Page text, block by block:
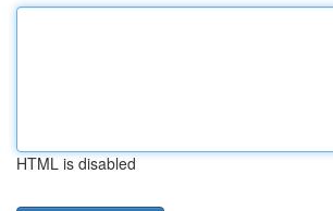
HTML is disabled